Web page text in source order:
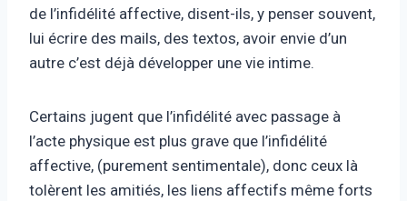
de l’infidélité affective, disent-ils, y penser souvent,
lui écrire des mails, des textos, avoir envie d’un
autre c’est déjà développer une vie intime.
Certains jugent que l’infidélité avec passage à
l’acte physique est plus grave que l’infidélité
affective, (purement sentimentale), donc ceux là
tolèrent les amitiés, les liens affectifs même forts